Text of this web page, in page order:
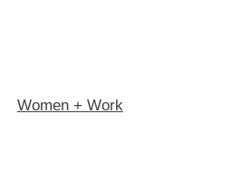
Women + Work